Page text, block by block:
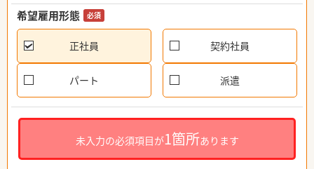
希望雇用形態 必須
正社員 契約社員
パート 派遣
未入力の必須項目が1箇所あります